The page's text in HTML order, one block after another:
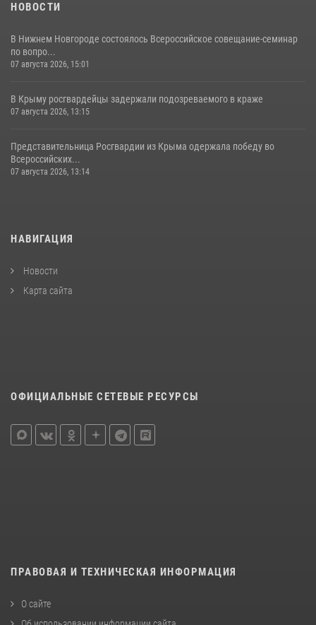
НОВОСТИ
В Нижнем Новгороде состоялось Всероссийское совещание-семинар
по вопро...
07 августа 2026, 15:01
В Крыму росгвардейцы задержали подозреваемого в краже
07 августа 2026, 13:15
Представительница Росгвардии из Крыма одержала победу во
Всероссийских...
07 августа 2026, 13:14
НАВИГАЦИЯ
Новости
Карта сайта
ОФИЦИАЛЬНЫЕ СЕТЕВЫЕ РЕСУРСЫ
ПРАВОВАЯ И ТЕХНИЧЕСКАЯ ИНФОРМАЦИЯ
О сайте